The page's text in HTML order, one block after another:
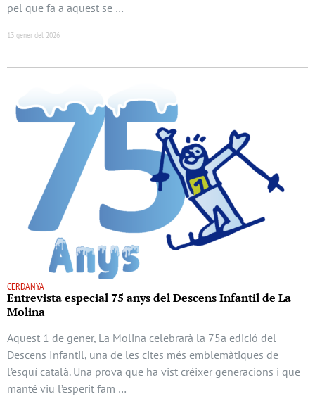
pel que fa a aquest se …
13 gener del 2026
CERDANYA
Entrevista especial 75 anys del Descens Infantil de La
Molina
Aquest 1 de gener, La Molina celebrarà la 75a edició del
Descens Infantil, una de les cites més emblemàtiques de
l’esquí català. Una prova que ha vist créixer generacions i que
manté viu l’esperit fam …